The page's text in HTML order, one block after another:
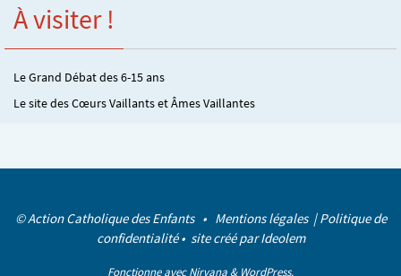
À visiter !
Le Grand Débat des 6-15 ans
Le site des Cœurs Vaillants et Âmes Vaillantes
© Action Catholique des Enfants • Mentions légales |Politique de
confidentialité• site créé parIdeolem
Fonctionne avecNirvana & WordPress.